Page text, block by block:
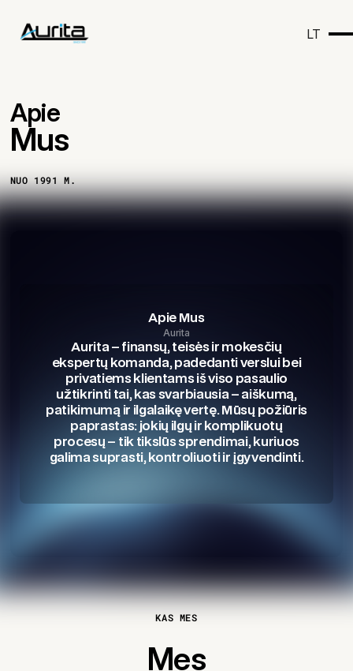
LT
Apie
Mus
NUO 1991 M.
Apie Mus
Aurita
Aurita – finansų, teisės ir mokesčių
ekspertų komanda, padedanti verslui bei
privatiems klientams iš viso pasaulio
užtikrinti tai, kas svarbiausia – aiškumą,
patikimumą ir ilgalaikę vertę. Mūsų požiūris
paprastas: jokių ilgų ir komplikuotų
procesų – tik tikslūs sprendimai, kuriuos
galima suprasti, kontroliuoti ir įgyvendinti.
KAS MES
Mes